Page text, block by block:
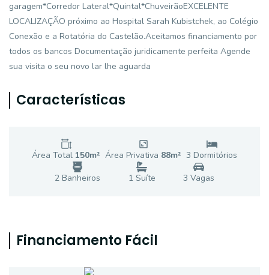
garagem*Corredor Lateral*Quintal*ChuveirãoEXCELENTE
LOCALIZAÇÃO próximo ao Hospital Sarah Kubistchek, ao Colégio
Conexão e a Rotatória do Castelão.Aceitamos financiamento por
todos os bancos Documentação juridicamente perfeita Agende
sua visita o seu novo lar lhe aguarda
Características
Área Total 150m² Área Privativa 88m² 3 Dormitórios
2 Banheiros 1 Suíte 3 Vagas
Financiamento Fácil